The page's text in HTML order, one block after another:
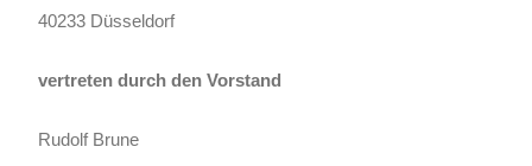
40233 Düsseldorf
vertreten durch den Vorstand
Rudolf Brune